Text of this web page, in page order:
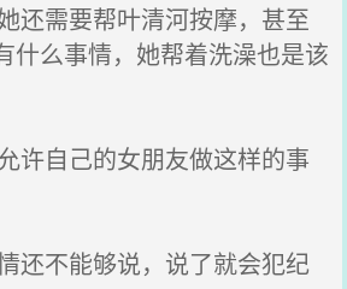
还需要帮叶清河按摩，甚至
什么事情，她帮着洗澡也是该
许自己的女朋友做这样的事
还不能够说，说了就会犯纪